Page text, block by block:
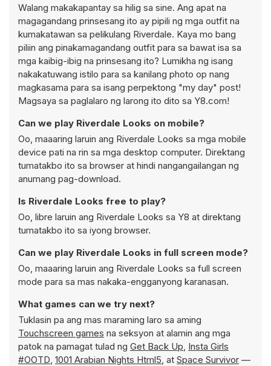
Walang makakapantay sa hilig sa sine. Ang apat na
magagandang prinsesang ito ay pipili ng mga outfit na
kumakatawan sa pelikulang Riverdale. Kaya mo bang
piliin ang pinakamagandang outfit para sa bawat isa sa
mga kaibig-ibig na prinsesang ito? Lumikha ng isang
nakakatuwang istilo para sa kanilang photo op nang
magkasama para sa isang perpektong "my day" post!
Magsaya sa paglalaro ng larong ito dito sa Y8.com!
Can we play Riverdale Looks on mobile?
Oo, maaaring laruin ang Riverdale Looks sa mga mobile
device pati na rin sa mga desktop computer. Direktang
tumatakbo ito sa browser at hindi nangangailangan ng
anumang pag-download.
Is Riverdale Looks free to play?
Oo, libre laruin ang Riverdale Looks sa Y8 at direktang
tumatakbo ito sa iyong browser.
Can we play Riverdale Looks in full screen mode?
Oo, maaaring laruin ang Riverdale Looks sa full screen
mode para sa mas nakaka-engganyong karanasan.
What games can we try next?
Tuklasin pa ang mas maraming laro sa aming
Touchscreen games na seksyon at alamin ang mga
patok na pamagat tulad ng Get Back Up, Insta Girls
#OOTD, 1001 Arabian Nights Html5, at Space Survivor —